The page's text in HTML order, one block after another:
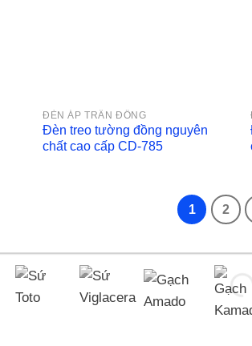
ĐÈN ÁP TRẦN ĐỒNG
Đèn treo tường đồng nguyên
chất cao cấp CD-785
1 2